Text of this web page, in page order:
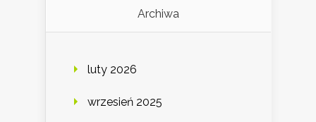
Archiwa
luty 2026
wrzesień 2025